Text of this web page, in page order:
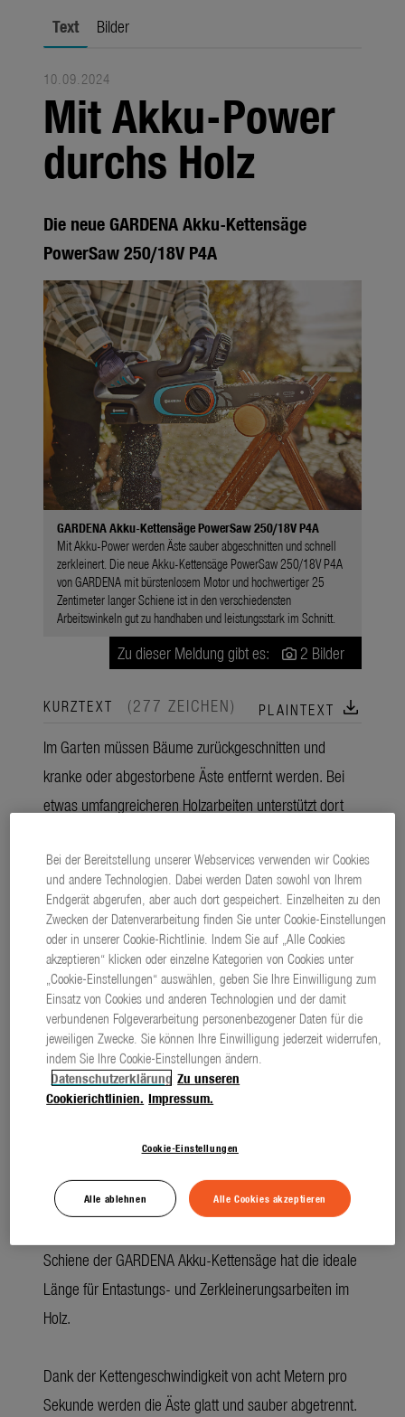
Themen
Über uns
Über Gardena
Text Bilder
10.09.2024
Mit Akku-Power
durchs Holz
Die neue GARDENA Akku-Kettensäge
PowerSaw 250/18V P4A
GARDENA Akku-Kettensäge PowerSaw 250/18V P4A
Mit Akku-Power werden Äste sauber abgeschnitten und schnell
zerkleinert. Die neue Akku-Kettensäge PowerSaw 250/18V P4A
von GARDENA mit bürstenlosem Motor und hochwertiger 25
Zentimeter langer Schiene ist in den verschiedensten
Arbeitswinkeln gut zu handhaben und leistungsstark im Schnitt.
Zu dieser Meldung gibt es: 2 Bilder
KURZTEXT (277 ZEICHEN) PLAINTEXT download
Im Garten müssen Bäume zurückgeschnitten und
kranke oder abgestorbene Äste entfernt werden. Bei
etwas umfangreicheren Holzarbeiten unterstützt dort
250/18V P4A von GARDENA und eignet sich ideal zum
Entasten und Zerkleinern des Holzes.
PRESSETEXT (3259 ZEICHEN)
PLAINTEXTdownload
Kompakt und leistungsstark
Schnell und beinah mühelos ist mit der neuen Akku-
Akkuladung schafft sie ohne Unterbrechung bis zu 180
Millimetern. Der bürstenlose, wartungsarme Motor
Schiene der GARDENA Akku-Kettensäge hat die ideale
Länge für Entastungs- und Zerkleinerungsarbeiten im
Holz.
Dank der Kettengeschwindigkeit von acht Metern pro
Sekunde werden die Äste glatt und sauber abgetrennt.
Bei der Bereitstellung unserer Webservices verwenden wir Cookies
und andere Technologien. Dabei werden Daten sowohl von Ihrem
Endgerät abgerufen, aber auch dort gespeichert. Einzelheiten zu den
Zwecken der Datenverarbeitung finden Sie unter Cookie-Einstellungen
oder in unserer Cookie-Richtlinie. Indem Sie auf „Alle Cookies
akzeptieren“ klicken oder einzelne Kategorien von Cookies unter
„Cookie-Einstellungen“ auswählen, geben Sie Ihre Einwilligung zum
Einsatz von Cookies und anderen Technologien und der damit
verbundenen Folgeverarbeitung personenbezogener Daten für die
jeweiligen Zwecke. Sie können Ihre Einwilligung jederzeit widerrufen,
indem Sie Ihre Cookie-Einstellungen ändern.
Datenschutzerklärung Zu unseren
Cookierichtlinien. Impressum.
Cookie-Einstellungen
Alle ablehnen Alle Cookies akzeptieren